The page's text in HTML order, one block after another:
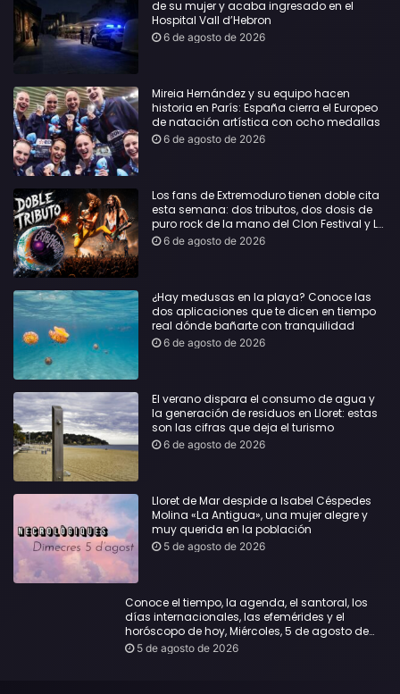
de su mujer y acaba ingresado en el
Hospital Vall d’Hebron
6 de agosto de 2026
Mireia Hernández y su equipo hacen
historia en París: España cierra el Europeo
de natación artística con ocho medallas
6 de agosto de 2026
Los fans de Extremoduro tienen doble cita
esta semana: dos tributos, dos dosis de
puro rock de la mano del Clon Festival y La
Jarana
6 de agosto de 2026
¿Hay medusas en la playa? Conoce las
dos aplicaciones que te dicen en tiempo
real dónde bañarte con tranquilidad
6 de agosto de 2026
El verano dispara el consumo de agua y
la generación de residuos en Lloret: estas
son las cifras que deja el turismo
6 de agosto de 2026
Lloret de Mar despide a Isabel Céspedes
Molina «La Antigua», una mujer alegre y
muy querida en la población
5 de agosto de 2026
Conoce el tiempo, la agenda, el santoral, los
días internacionales, las efemérides y el
horóscopo de hoy, Miércoles, 5 de agosto de
2026:
5 de agosto de 2026